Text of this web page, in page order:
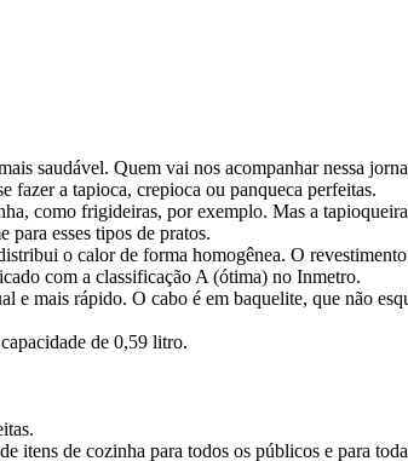
saudável. Quem vai nos acompanhar nessa
a tapioca, crepioca ou panqueca perfeitas.
como frigideiras, por exemplo. Mas a
para esses tipos de pratos.
o calor de forma homogênea. O
com a classificação A (ótima) no Inmetro.
e mais rápido. O cabo é em baquelite, que não
de 0,59 litro.
itens de cozinha para todos os públicos e para